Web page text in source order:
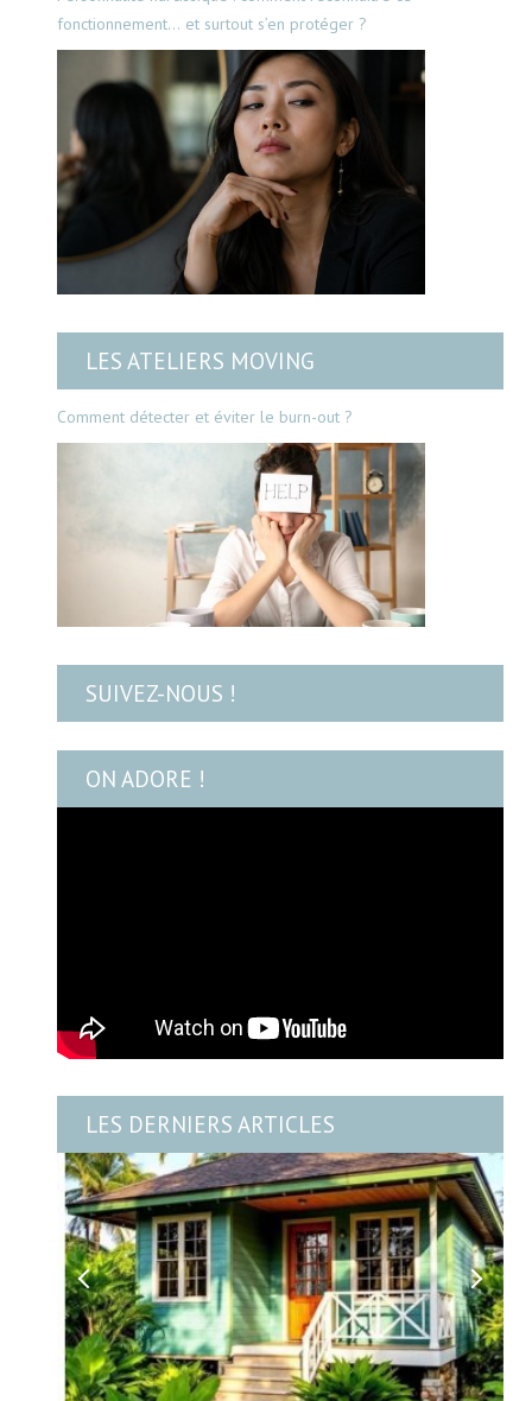
fonctionnement… et surtout s’en protéger ?
LES ATELIERS MOVING
Comment détecter et éviter le burn-out ?
SUIVEZ-NOUS !
ON ADORE !
LES DERNIERS ARTICLES